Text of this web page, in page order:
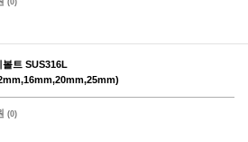
(0)
트 SUS316L
(0)